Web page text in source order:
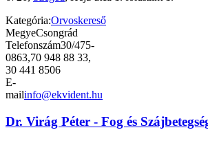
Kategória:Orvoskereső
MegyeCsongrád
Telefonszám30/475-
0863,70 948 88 33,
30 441 8506
E-
mailinfo@ekvident.hu
Dr. Virág Péter - Fog és